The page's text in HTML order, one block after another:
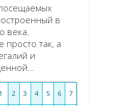
в
века.
просто так, а
и
1 2 3 4 5 6
7